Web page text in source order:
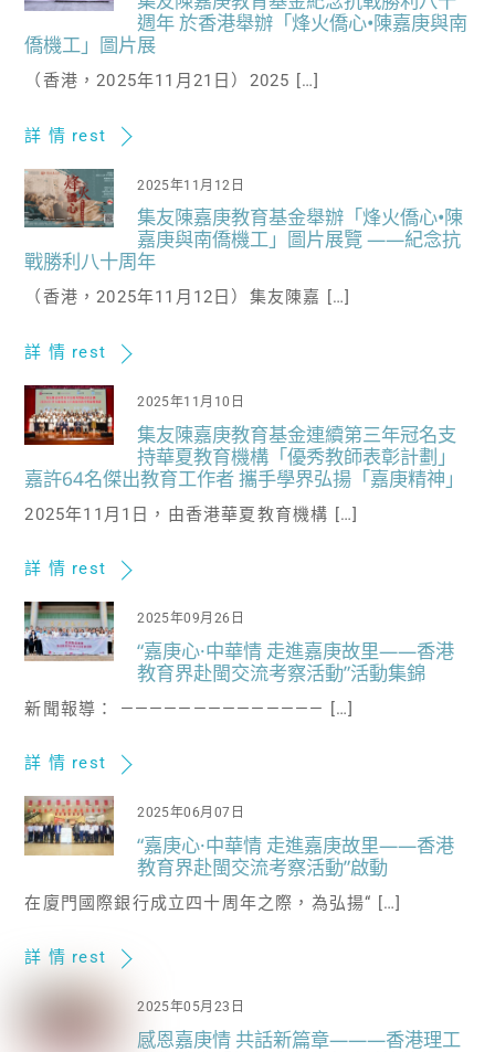
週年 於香港舉辦「烽火僑心•陳嘉庚與南
僑機工」圖片展
（香港，2025年11月21日）2025 […]
詳 情 rest
2025年11月12日
集友陳嘉庚教育基金舉辦「烽火僑心•陳
嘉庚與南僑機工」圖片展覽 ——紀念抗
戰勝利八十周年
（香港，2025年11月12日）集友陳嘉 […]
詳 情 rest
2025年11月10日
集友陳嘉庚教育基金連續第三年冠名支
持華夏教育機構「優秀教師表彰計劃」
嘉許64名傑出教育工作者 攜手學界弘揚「嘉庚精神」
2025年11月1日，由香港華夏教育機構 […]
詳 情 rest
2025年09月26日
“嘉庚心·中華情 走進嘉庚故里——香港
教育界赴閩交流考察活動”活動集錦
新聞報導： —————————————— […]
詳 情 rest
2025年06月07日
“嘉庚心·中華情 走進嘉庚故里——香港
教育界赴閩交流考察活動”啟動
在廈門國際銀行成立四十周年之際，為弘揚“ […]
詳 情 rest
2025年05月23日
感恩嘉庚情 共話新篇章———香港理工